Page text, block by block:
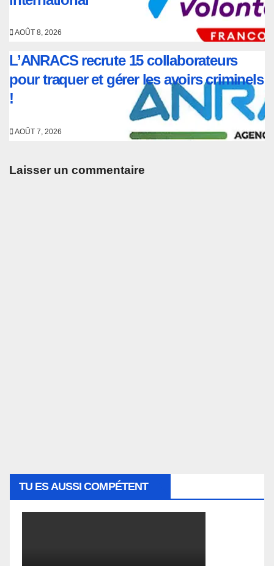
AOÛT 8, 2026
L’ANRACS recrute 15 collaborateurs
pour traquer et gérer les avoirs criminels
!
AOÛT 7, 2026
Laisser un commentaire
TU ES AUSSI COMPÉTENT